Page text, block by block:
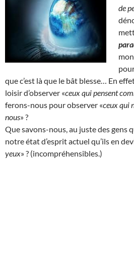
de
que c’est là que le bât blesse… En
loisir d’observer «ceux qui pensent
ferons-nous pour observer «ceux qui
nous» ?
Que savons-nous, au juste des gens
notre état d’esprit actuel qu’ils en
yeux» ? (incompréhensibles.)